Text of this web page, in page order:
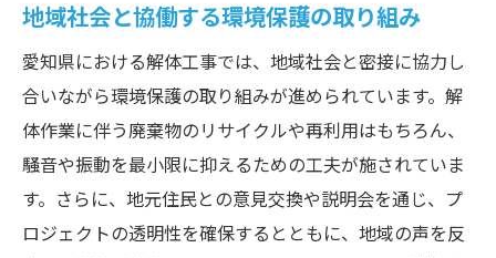
地域社会と協働する環境保護の取り組み
愛知県における解体工事では、地域社会と密接に協力し
合いながら環境保護の取り組みが進められています。解
体作業に伴う廃棄物のリサイクルや再利用はもちろん、
騒音や振動を最小限に抑えるための工夫が施されていま
す。さらに、地元住民との意見交換や説明会を通じ、プ
ロジェクトの透明性を確保するとともに、地域の声を反